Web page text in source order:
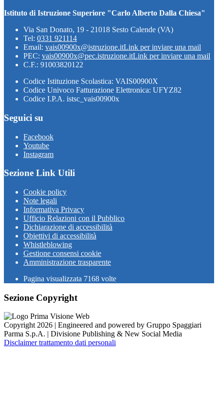
Istituto di Istruzione Superiore "Carlo Alberto Dalla Chiesa"
Via San Donato, 19 - 21018 Sesto Calende (VA)
Tel: 0331 921114
Email: vais00900x@istruzione.itLink per inviare una mail
PEC: vais00900x@pec.istruzione.itLink per inviare una mail
C.F.: 91003820122
Codice Istituzione Scolastica: VAIS00900X
Codice Univoco Fatturazione Elettronica: UFYZ82
Codice I.P.A. istsc_vais00900x
Seguici su
Facebook
Youtube
Instagram
Sezione Link Utili
Cookie policy
Note legali
Informativa Privacy
Ufficio Relazioni con il Pubblico
Dichiarazione di accessibilità
Obiettivi di accessibilità
Whistleblowing
Gestione consensi cookie
Amministrazione trasparente
Pagina visualizzata 7168 volte
Sezione Copyright
Copyright 2026 | Engineered and powered by Gruppo Spaggiari
Parma S.p.A. | Divisione Publishing & New Social Media
Disclaimer trattamento dati personali